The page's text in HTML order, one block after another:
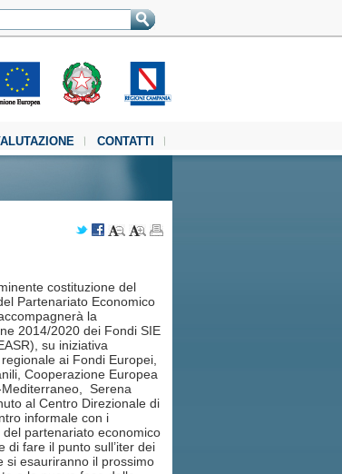
CONTATTI
costituzione del
Partenariato Economico
la
2014/2020 dei Fondi SIE
su iniziativa
ai Fondi Europei,
Cooperazione Europea
Serena
al Centro Direzionale di
informale con i
partenariato economico
di fare il punto sull’iter dei
si esauriranno il prossimo